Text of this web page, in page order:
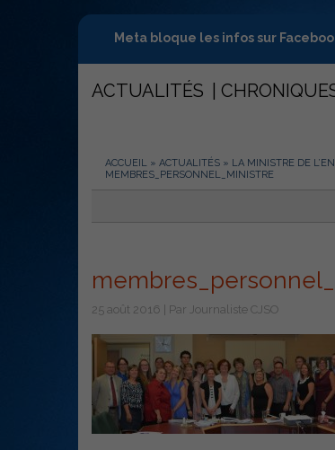
Meta bloque les infos sur
ACTUALITÉS
ACCUEIL » ACTUALITÉS » LA MINISTRE DE
MEMBRES_PERSONNEL_MINISTRE
25 août 2016 | Par Journaliste CJSO